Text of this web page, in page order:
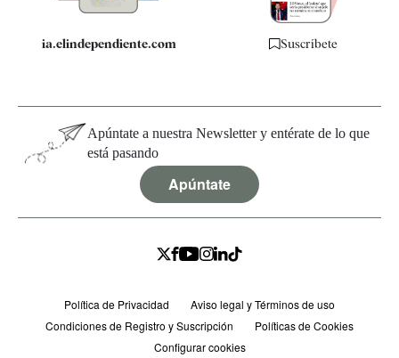
ia.elindependiente.com Suscríbete
Apúntate a nuestra Newsletter y entérate de lo que
está pasando
Apúntate
Política de Privacidad
Aviso legal y Términos de uso
Condiciones de Registro y Suscripción
Políticas de Cookies
Configurar cookies